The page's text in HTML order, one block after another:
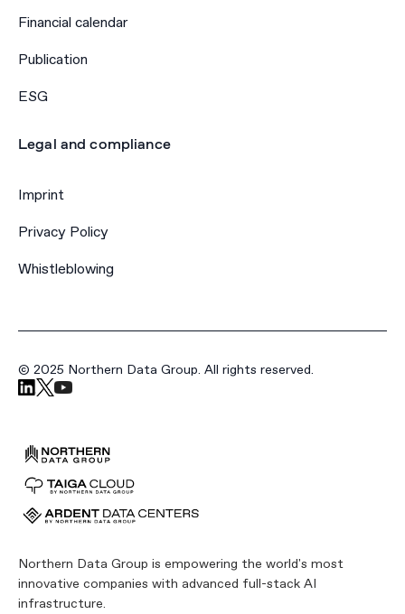
Financial calendar
Publication
ESG
Legal and compliance
Imprint
Privacy Policy
Whistleblowing
© 2025 Northern Data Group. All rights reserved.
Northern Data Group is empowering the world's most
innovative companies with advanced full-stack AI
infrastructure.